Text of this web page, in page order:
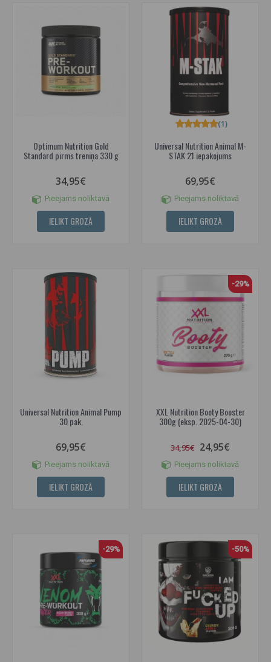
Optimum Nutrition Gold
Standard pirms treniņa 330 g
34,95€
Pieejams noliktavā
IELIKT GROZĀ
Universal Nutrition Animal M-
STAK 21 iepakojums
(1)
69,95€
Pieejams noliktavā
IELIKT GROZĀ
Universal Nutrition Animal Pump
30 pak.
69,95€
Pieejams noliktavā
IELIKT GROZĀ
-29%
XXL Nutrition Booty Booster
300g (eksp. 2025-04-30)
34,95€ 24,95€
Pieejams noliktavā
IELIKT GROZĀ
-29% -50%